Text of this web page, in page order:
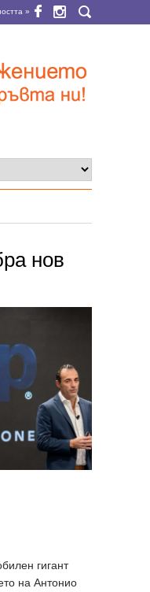
»
нов
гигант
на Антонио